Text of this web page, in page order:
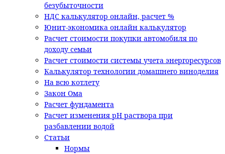
безубыточности
НДС калькулятор онлайн, расчет %
Юнит-экономика онлайн калькулятор
Расчет стоимости покупки автомобиля по
доходу семьи
Расчет стоимости системы учета энергоресурсов
Калькулятор технологии домашнего виноделия
На всю котлету
Закон Ома
Расчет фундамента
Расчет изменения pH раствора при
разбавлении водой
Статьи
Нормы